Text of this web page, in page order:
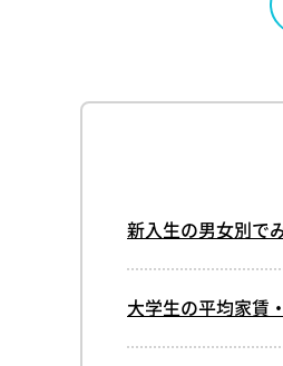
新入生の男女別で
大学生の平均家賃